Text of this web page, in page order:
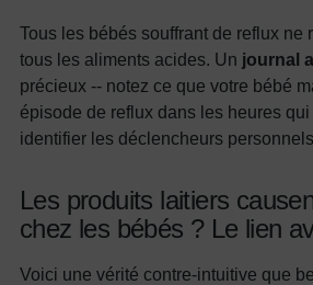
Tous les bébés souffrant de reflux ne
tous les aliments acides. Un journal
précieux -- notez ce que votre bébé
épisode de reflux dans les heures
identifier les déclencheurs
Les produits laitiers
chez les bébés ? Le lien
Voici une vérité contre-intuitive que